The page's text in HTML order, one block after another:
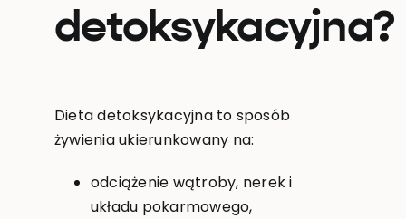
detoksykacyjna?
Dieta detoksykacyjna to sposób
żywienia ukierunkowany na:
odciążenie wątroby, nerek i
układu pokarmowego,